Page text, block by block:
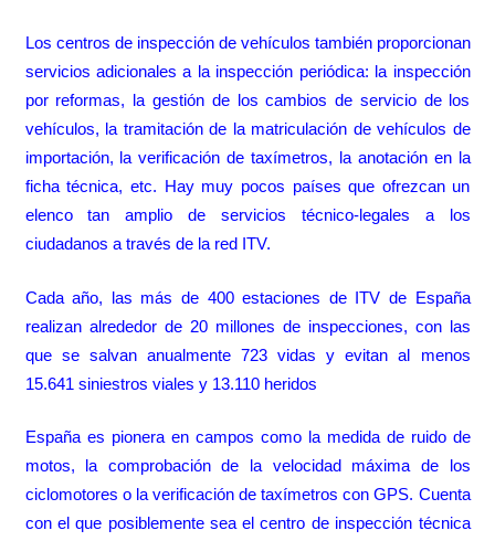
Los centros de inspección de vehículos también proporcionan
servicios adicionales a la inspección periódica: la inspección
por reformas, la gestión de los cambios de servicio de los
vehículos, la tramitación de la matriculación de vehículos de
importación, la verificación de taxímetros, la anotación en la
ficha técnica, etc. Hay muy pocos países que ofrezcan un
elenco tan amplio de servicios técnico-legales a los
ciudadanos a través de la red ITV.
Cada año, las más de 400 estaciones de ITV de España
realizan alrededor de 20 millones de inspecciones, con las
que se salvan anualmente 723 vidas y evitan al menos
15.641 siniestros viales y 13.110 heridos
España es pionera en campos como la medida de ruido de
motos, la comprobación de la velocidad máxima de los
ciclomotores o la verificación de taxímetros con GPS. Cuenta
con el que posiblemente sea el centro de inspección técnica